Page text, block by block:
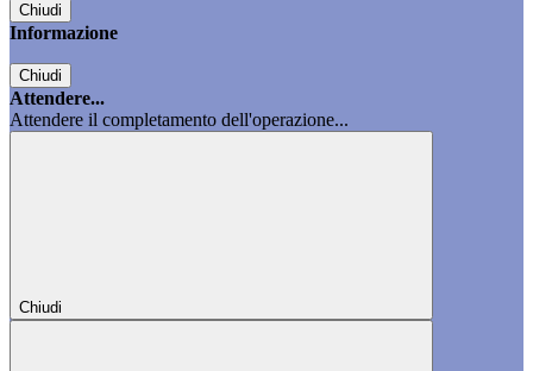
Chiudi
Informazione
Chiudi
Attendere...
Attendere il completamento dell'operazione...
Chiudi